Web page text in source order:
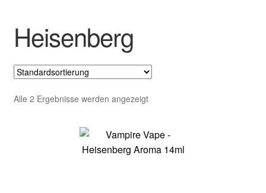
Pods
Liquids
Big Puff
Heisenberg
Alle 2 Ergebnisse werden angezeigt